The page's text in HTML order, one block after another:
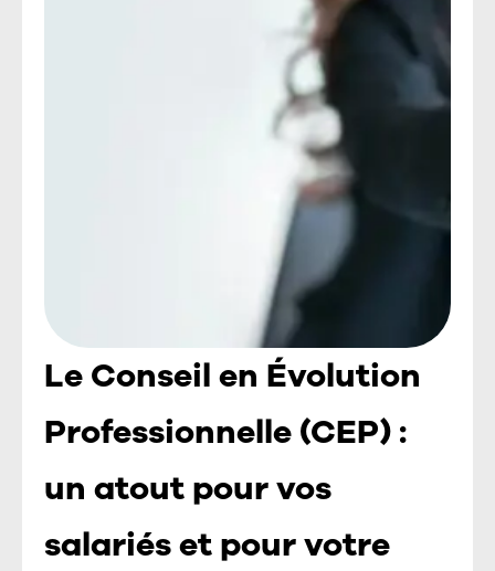
Le Conseil en Évolution
Professionnelle (CEP) :
un atout pour vos
salariés et pour votre